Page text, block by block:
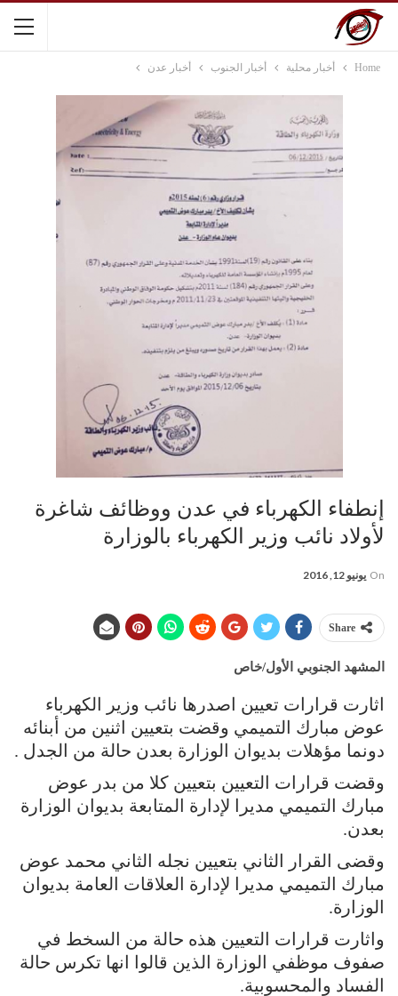
Home أخبار محلية أخبار الجنوب أخبار عدن
إنطفاء الكهرباء في عدن ووظائف شاغرة
لأولاد نائب وزير الكهرباء بالوزارة
On يونيو 12, 2016
Share
المشهد الجنوبي الأول/خاص
اثارت قرارات تعيين اصدرها نائب وزير الكهرباء
عوض مبارك التميمي وقضت بتعيين اثنين من أبنائه
دونما مؤهلات بديوان الوزارة بعدن حالة من الجدل .
وقضت قرارات التعيين بتعيين كلا من بدر عوض
مبارك التميمي مديرا لإدارة المتابعة بديوان الوزارة
بعدن.
وقضى القرار الثاني بتعيين نجله الثاني محمد عوض
مبارك التميمي مديرا لإدارة العلاقات العامة بديوان
الوزارة.
واثارت قرارات التعيين هذه حالة من السخط في
صفوف موظفي الوزارة الذين قالوا انها تكرس حالة
الفساد والمحسوبية.